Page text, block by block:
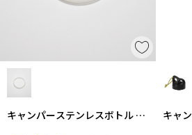
キャンパーステンレスボトル 飲
キャ